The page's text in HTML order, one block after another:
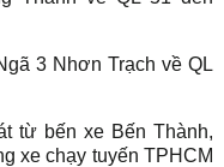
3 Nhơn Trạch về QL
từ bến xe Bến Thành,
xe chạy tuyến TPHCM